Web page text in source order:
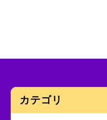
カテゴリ